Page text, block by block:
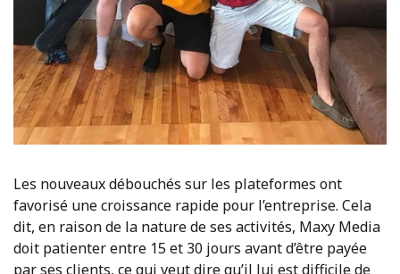
Les nouveaux débouchés sur les plateformes ont
favorisé une croissance rapide pour l’entreprise. Cela
dit, en raison de la nature de ses activités, Maxy Media
doit patienter entre 15 et 30 jours avant d’être payée
par ses clients, ce qui veut dire qu’il lui est difficile de